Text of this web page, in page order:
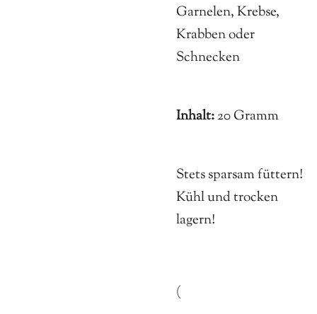
Garnelen, Krebse,
Krabben oder
Schnecken
Inhalt:20 Gramm
Stets sparsam füttern!
Kühl und trocken
lagern!
(